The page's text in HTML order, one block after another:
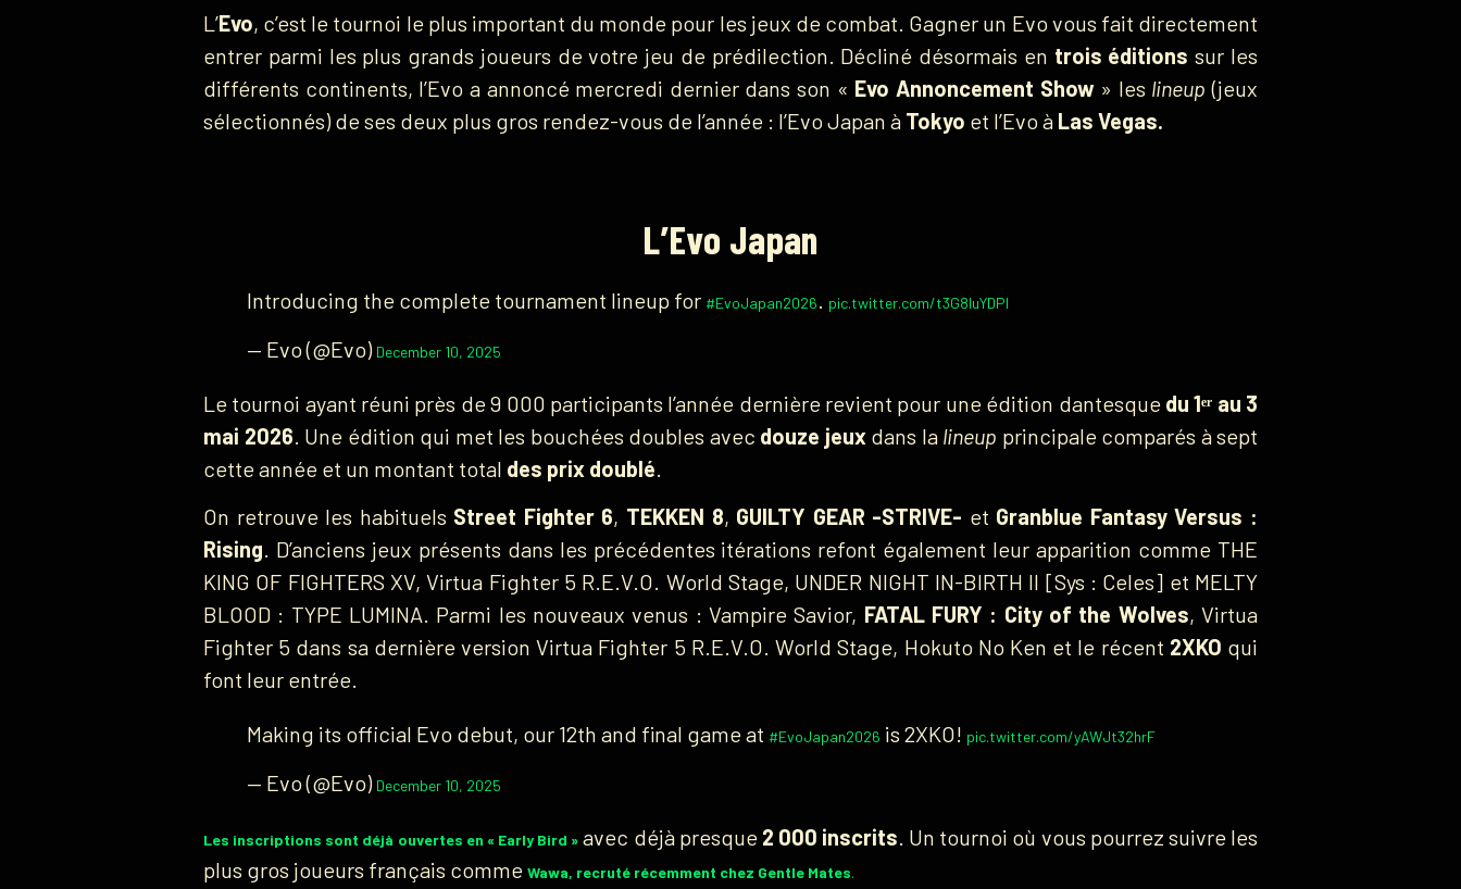
L’Evo, c’est le tournoi le plus important du monde pour les jeux de combat. Gagner un Evo vous fait directement
entrer parmi les plus grands joueurs de votre jeu de prédilection. Décliné désormais en trois éditions sur les
différents continents, l’Evo a annoncé mercredi dernier dans son « Evo Annoncement Show» les lineup (jeux
sélectionnés) de ses deux plus gros rendez-vous de l’année : l’Evo Japan à Tokyo et l’Evo à Las Vegas.
L’Evo Japan
Introducing the complete tournament lineup for #EvoJapan2026. pic.twitter.com/t3G8IuYDPI
— Evo (@Evo) December 10, 2025
Le tournoi ayant réuni près de 9 000 participants l’année dernière revient pour une édition dantesque du 1ᵉʳ au 3
mai 2026 . Une édition qui met les bouchées doubles avec douze jeuxdans la lineup principale comparés à sept
cette année et un montant total des prix doublé
On retrouve les habituels Street Fighter 6, TEKKEN 8, GUILTY GEAR -STRIVE- et Granblue Fantasy Versus :
Rising. D’anciens jeux présents dans les précédentes itérations refont également leur apparition comme THE
KING OF FIGHTERS XV, Virtua Fighter 5 R.E.V.O. World Stage, UNDER NIGHT IN-BIRTH II [Sys : Celes] et MELTY
BLOOD : TYPE LUMINA. Parmi les nouveaux venus : Vampire Savior, FATAL FURY : City of the Wolves, Virtua
Fighter 5 dans sa dernière version Virtua Fighter 5 R.E.V.O. World Stage, Hokuto No Ken et le récent 2XKO qui
font leur entrée.
Making its official Evo debut, our 12th and final game at #EvoJapan2026 is 2XKO! pic.twitter.com/yAWJt32hrF
— Evo (@Evo) December 10, 2025
Les inscriptions sont déjà ouvertes en « Early Bird » avec déjà presque 2 000 inscrits . Un tournoi où vous pourrez suivre les
plus gros joueurs français comme Wawa, recruté récemment chez Gentle Mates.